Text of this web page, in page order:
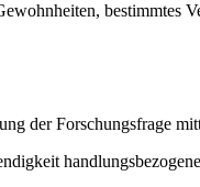
bestimmtes
der Forschungsfrage